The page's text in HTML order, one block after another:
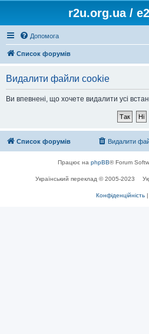
r2u.org.ua /
Допомога
Список форумів
Видалити файли cookie
Ви впевнені, що хочете видалити усі
Список форумів Видалити
Працює на phpBB® Forum
Український переклад © 2005-2023
Конфіденційність |